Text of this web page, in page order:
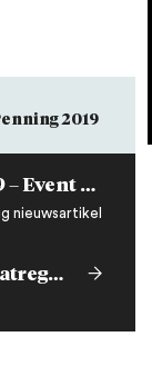
2019
Eurosonic Noorderslag 2019 – Event Analytics and the GDPR
nieuwsartikel
Ontbijtsessie ‘disciplinaire maatregelen bij wangedrag’